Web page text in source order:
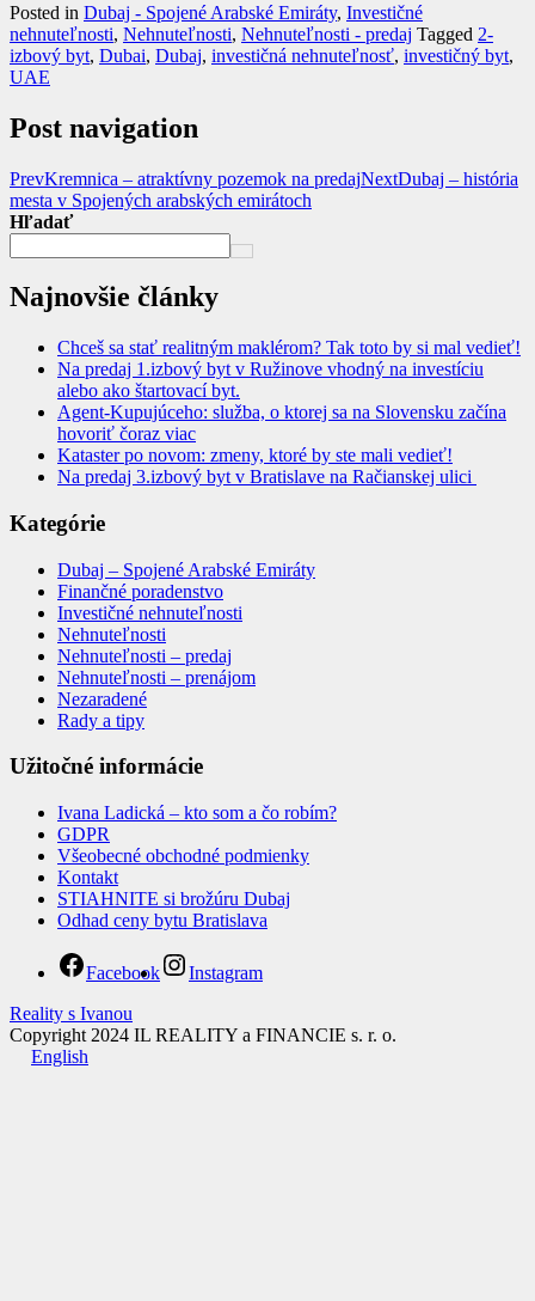
Posted in Dubaj - Spojené Arabské Emiráty, Investičné
nehnuteľnosti, Nehnuteľnosti, Nehnuteľnosti - predaj Tagged 2-
izbový byt, Dubai, Dubaj, investičná nehnuteľnosť, investičný byt,
UAE
Post navigation
PrevKremnica – atraktívny pozemok na predajNextDubaj – história
mesta v Spojených arabských emirátoch
Hľadať
Najnovšie články
Chceš sa stať realitným maklérom? Tak toto by si mal vedieť!
Na predaj 1.izbový byt v Ružinove vhodný na investíciu
alebo ako štartovací byt.
Agent-Kupujúceho: služba, o ktorej sa na Slovensku začína
hovoriť čoraz viac
Kataster po novom: zmeny, ktoré by ste mali vedieť!
Na predaj 3.izbový byt v Bratislave na Račianskej ulici
Kategórie
Dubaj – Spojené Arabské Emiráty
Finančné poradenstvo
Investičné nehnuteľnosti
Nehnuteľnosti
Nehnuteľnosti – predaj
Nehnuteľnosti – prenájom
Nezaradené
Rady a tipy
Užitočné informácie
Ivana Ladická – kto som a čo robím?
GDPR
Všeobecné obchodné podmienky
Kontakt
STIAHNITE si brožúru Dubaj
Odhad ceny bytu Bratislava
Facebook
Instagram
Reality s Ivanou
Copyright 2024 IL REALITY a FINANCIE s. r. o.
English